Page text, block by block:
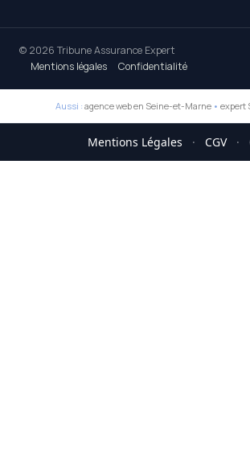
© 2026 Tribune Assurance Expert
Mentions légales
Confidentialité
Aussi : agence web en Seine-et-Marne • expert
Mentions Légales · CGV ·